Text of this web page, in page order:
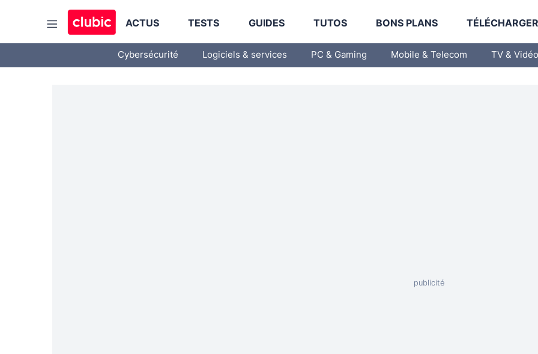
ACTUS TESTS GUIDES TUTOS BONS PLANS
Cybersécurité Logiciels & services PC & Gaming Mobile & Telecom TV & Vidéo